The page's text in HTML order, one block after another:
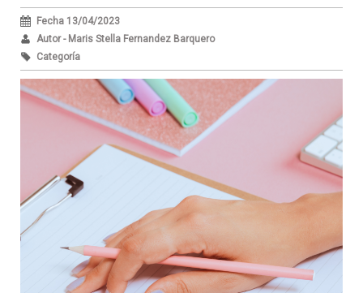
Fecha 13/04/2023
Autor - Maris Stella Fernandez Barquero
Categoría